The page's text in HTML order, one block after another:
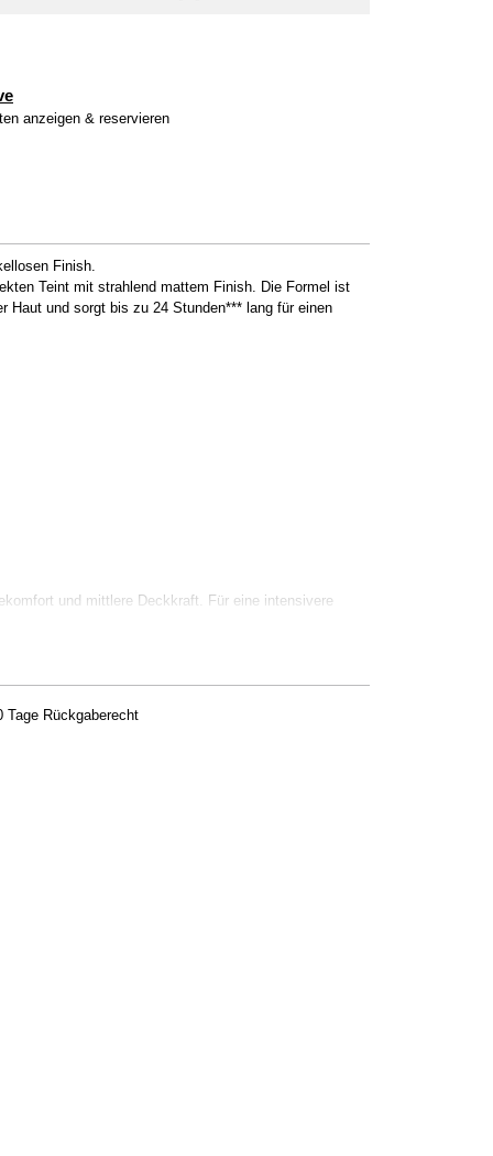
anzeigen & reservieren
Finish.
Teint mit strahlend mattem Finish. Die Formel ist
Haut und sorgt bis zu 24 Stunden*** lang für einen
und mittlere Deckkraft. Für eine intensivere
Foundation auf den Handrücken geben, mit dem
Tage Rückgaberecht